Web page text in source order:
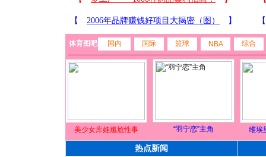
体育图吧 国内 国际 篮球 NBA 综合
美少女库娃尴尬性事 “羽宁恋”主角 维埃
热点新闻